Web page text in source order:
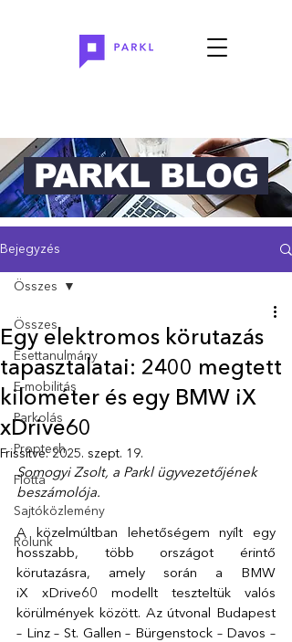
PARKL BLOG
Bejegyzés
Összes
Esettanulmány
E-mobilitás
Parkolás
Proptech
Flotta
Sajtóközlemény
Rólunk
Összes
Egy elektromos körutazás
tapasztalatai: 2400 megtett
kilométer és egy BMW iX
xDrive60
Frissítve:2025. szept. 19.
Somogyi Zsolt, a Parkl ügyvezetőjének
beszámolója.
A közelmúltban lehetőségem nyílt egy
hosszabb, több országot érintő
körutazásra, amely során a BMW
iX xDrive60 modellt teszteltük valós
körülmények között. Az útvonal Budapest
– Linz – St. Gallen – Bürgenstock – Davos –